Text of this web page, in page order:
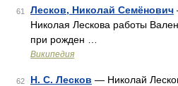
61 Лесков, Николай Семёнович
Николая Лескова работы
при рожден …
Википедия
62 Н. С. Лесков — Николай